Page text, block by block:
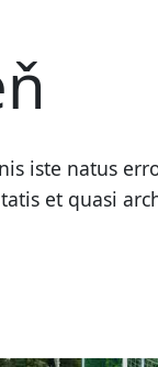
iste natus
et quasi